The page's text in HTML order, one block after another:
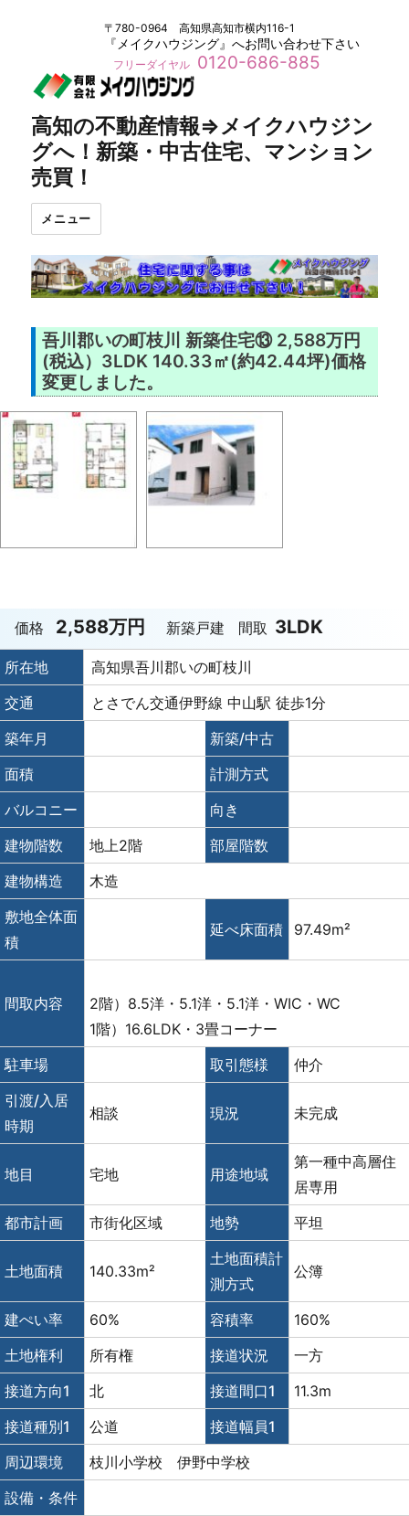
〒780-0964 高知県高知市横内116-1
『メイクハウジング』へお問い合わせ下さい
フリーダイヤル 0120-686-885
高知の不動産情報⇒メイクハウジン
グへ！新築・中古住宅、マンション
売買！
メニュー
吾川郡いの町枝川 新築住宅⑬ 2,588万円
(税込）3LDK 140.33㎡(約42.44坪)価格
変更しました。
価格 2,588万円 新築戸建 間取 3LDK
所在地
高知県吾川郡いの町枝川
交通
とさでん交通伊野線 中山駅 徒歩1分
築年月
新築/中古
面積
計測方式
バルコニー
向き
建物階数
地上2階
部屋階数
建物構造
木造
敷地全体面
積
延べ床面積 97.49m²
間取内容
2階）8.5洋・5.1洋・5.1洋・WIC・WC
1階）16.6LDK・3畳コーナー
駐車場
取引態様
仲介
引渡/入居
時期
相談 現況 未完成
地目 宅地 用途地域
第一種中高層住
居専用
都市計画
市街化区域 地勢 平坦
土地面積 140.33m²
土地面積計
測方式
公簿
建ぺい率 60% 容積率
160%
土地権利
所有権 接道状況
一方
接道方向1
北 接道間口1
11.3m
接道種別1
公道
接道幅員1
周辺環境
枝川小学校 伊野中学校
設備・条件